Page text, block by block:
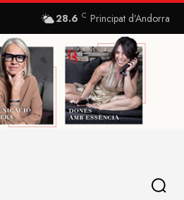
28.6 C Principat d’Andorra